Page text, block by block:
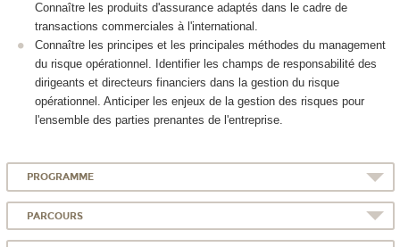
Connaître les produits d'assurance adaptés dans le cadre de
transactions commerciales à l'international.
Connaître les principes et les principales méthodes du management
du risque opérationnel. Identifier les champs de responsabilité des
dirigeants et directeurs financiers dans la gestion du risque
opérationnel. Anticiper les enjeux de la gestion des risques pour
l'ensemble des parties prenantes de l'entreprise.
PROGRAMME
PARCOURS